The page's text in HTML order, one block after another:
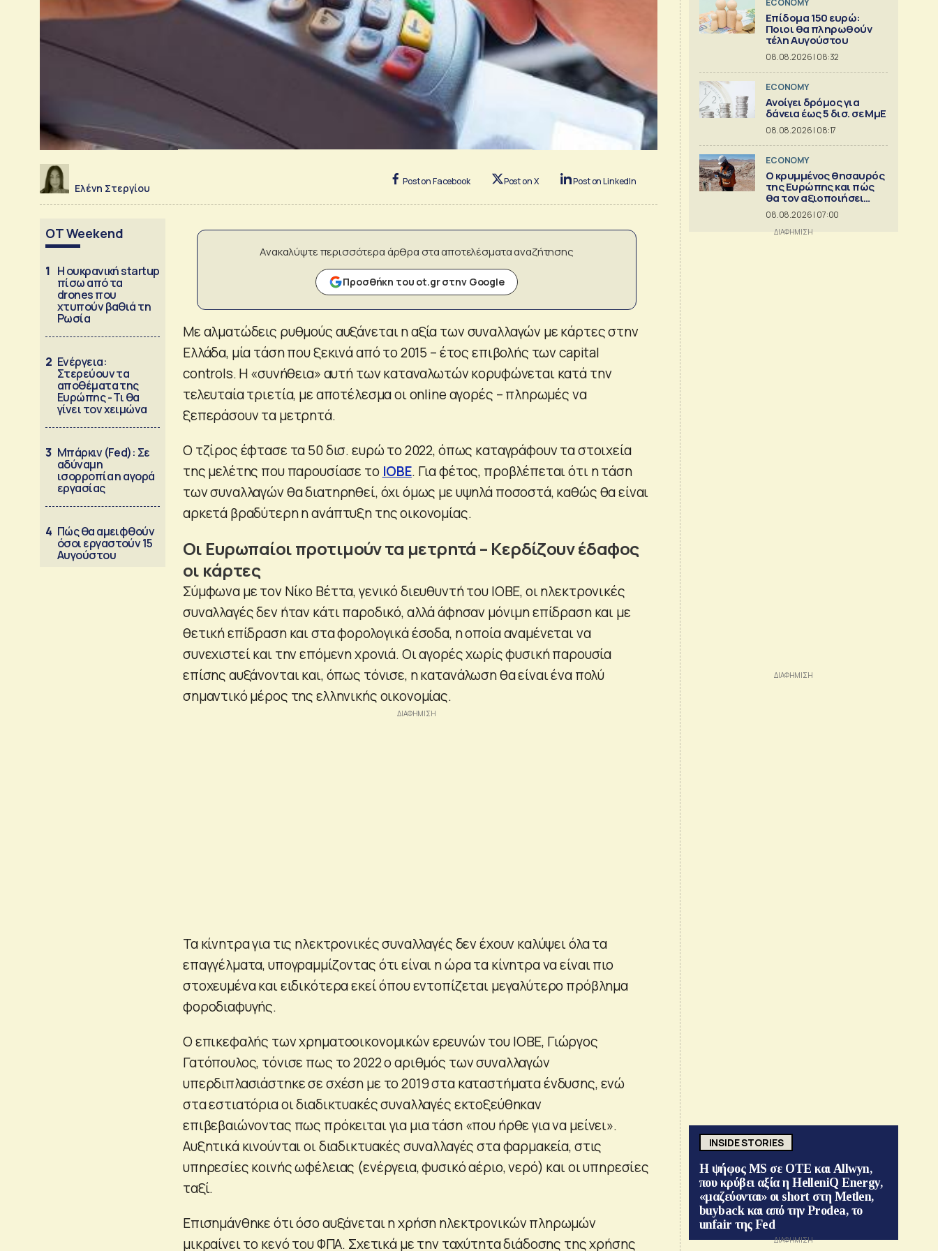
Ελένη Στεργίου
Post on Facebook Post on X Post on LinkedIn
OT Weekend
1 Η ουκρανική startup
πίσω από τα
drones που
χτυπούν βαθιά τη
Ρωσία
2 Ενέργεια:
Στερεύουν τα
αποθέματα της
Ευρώπης - Τι θα
γίνει τον χειμώνα
3 Μπάρκιν (Fed): Σε
αδύναμη
ισορροπία η αγορά
εργασίας
4 Πώς θα αμειφθούν
όσοι εργαστούν 15
Αυγούστου
Ανακαλύψτε περισσότερα άρθρα στα αποτελέσματα αναζήτησης
Προσθήκη του ot.gr στην Google
Με αλματώδεις ρυθμούς αυξάνεται η αξία των συναλλαγών με κάρτες στην
Ελλάδα, μία τάση που ξεκινά από το 2015 – έτος επιβολής των capital
controls. Η «συνήθεια» αυτή των καταναλωτών κορυφώνεται κατά την
τελευταία τριετία, με αποτέλεσμα οι online αγορές – πληρωμές να
ξεπεράσουν τα μετρητά.
Ο τζίρος έφτασε τα 50 δισ. ευρώ το 2022, όπως καταγράφουν τα στοιχεία
της μελέτης που παρουσίασε το ΙΟΒΕ. Για φέτος, προβλέπεται ότι η τάση
των συναλλαγών θα διατηρηθεί, όχι όμως με υψηλά ποσοστά, καθώς θα είναι
αρκετά βραδύτερη η ανάπτυξη της οικονομίας.
Οι Ευρωπαίοι προτιμούν τα μετρητά – Κερδίζουν έδαφος
οι κάρτες
Σύμφωνα με τον Νίκο Βέττα, γενικό διευθυντή του ΙΟΒΕ, οι ηλεκτρονικές
συναλλαγές δεν ήταν κάτι παροδικό, αλλά άφησαν μόνιμη επίδραση και με
θετική επίδραση και στα φορολογικά έσοδα, η οποία αναμένεται να
συνεχιστεί και την επόμενη χρονιά. Οι αγορές χωρίς φυσική παρουσία
επίσης αυξάνονται και, όπως τόνισε, η κατανάλωση θα είναι ένα πολύ
σημαντικό μέρος της ελληνικής οικονομίας.
Τα κίνητρα για τις ηλεκτρονικές συναλλαγές δεν έχουν καλύψει όλα τα
επαγγέλματα, υπογραμμίζοντας ότι είναι η ώρα τα κίνητρα να είναι πιο
στοχευμένα και ειδικότερα εκεί όπου εντοπίζεται μεγαλύτερο πρόβλημα
φοροδιαφυγής.
Ο επικεφαλής των χρηματοοικονομικών ερευνών του ΙΟΒΕ, Γιώργος
Γατόπουλος, τόνισε πως το 2022 ο αριθμός των συναλλαγών
υπερδιπλασιάστηκε σε σχέση με το 2019 στα καταστήματα ένδυσης, ενώ
στα εστιατόρια οι διαδικτυακές συναλλαγές εκτοξεύθηκαν
επιβεβαιώνοντας πως πρόκειται για μια τάση «που ήρθε για να μείνει».
Αυξητικά κινούνται οι διαδικτυακές συναλλαγές στα φαρμακεία, στις
υπηρεσίες κοινής ωφέλειας (ενέργεια, φυσικό αέριο, νερό) και οι υπηρεσίες
ταξί.
Επισημάνθηκε ότι όσο αυξάνεται η χρήση ηλεκτρονικών πληρωμών
μικραίνει το κενό του ΦΠΑ. Σχετικά με την ταχύτητα διάδοσης της χρήσης
ECONOMY
Επίδομα 150 ευρώ:
Ποιοι θα πληρωθούν
τέλη Αυγούστου
08.08.2026 | 08:32
ECONOMY
Aνοίγει δρόμος για
δάνεια έως 5 δισ. σε ΜμΕ
08.08.2026 | 08:17
ECONOMY
Ο κρυμμένος θησαυρός
της Ευρώπης και πώς
θα τον αξιοποιήσει
[γράφημα]
08.08.2026 | 07:00
INSIDE STORIES
Η ψήφος MS σε ΟΤΕ και Allwyn,
που κρύβει αξία η HelleniQ Energy,
«μαζεύονται» οι short στη Metlen,
buyback και από την Prodea, το
unfair της Fed